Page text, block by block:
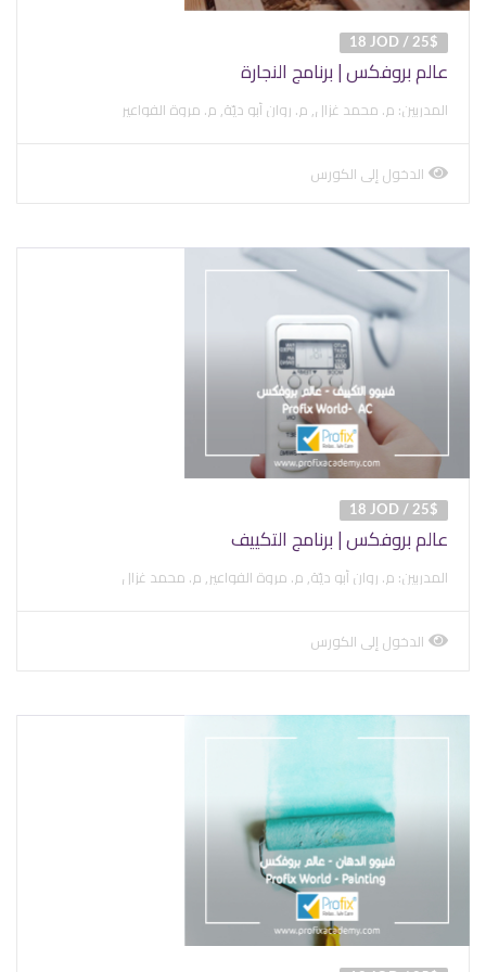
18 JOD / 25$
عالم بروفكس | برنامج النجارة
المدربين: م. محمد غزال, م. روان أبو ديّة, م. مروة الفواعير
view
course
الدخول إلى الكورس
18 JOD / 25$
عالم بروفكس | برنامج التكييف
المدربين: م. روان أبو ديّة, م. مروة الفواعير, م. محمد غزال
view
course
الدخول إلى الكورس